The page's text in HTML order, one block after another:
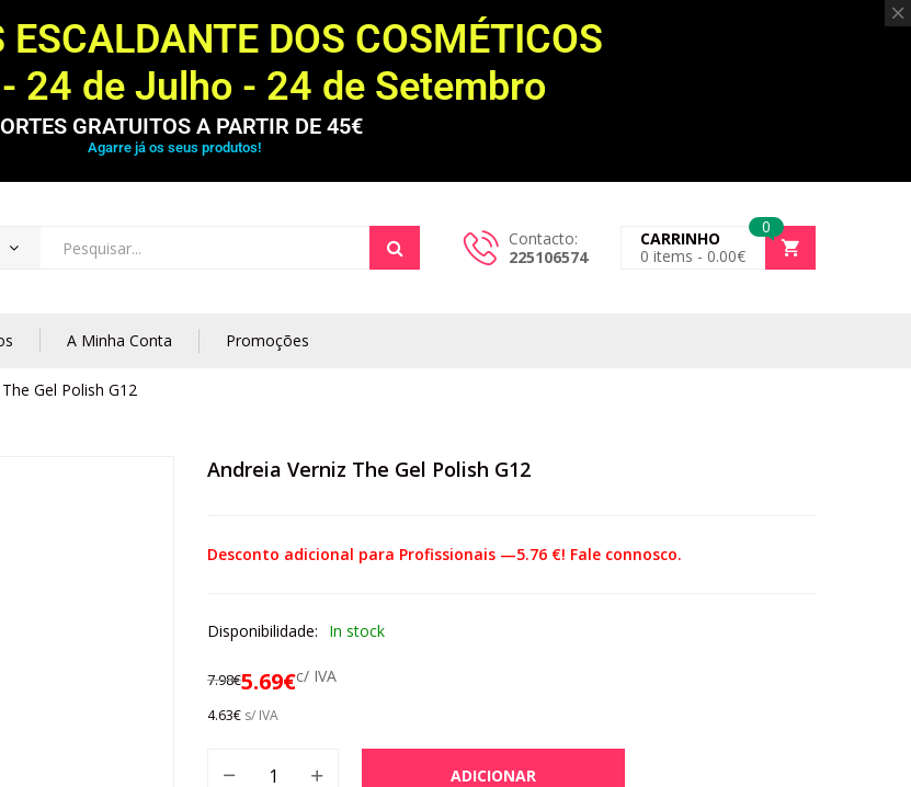
DOS COSMÉTICOS
24 de Julho - 24 de Setembro
GRATUITOS A PARTIR DE 45€
Agarre já os seus produtos!
Contacto:
225106574
0
CARRINHO
0 items - 0.00€
A Minha Conta Promoções
Gel Polish G12
Andreia Verniz The Gel Polish G12
Desconto adicional para Profissionais —5.76 €! Fale connosco.
Disponibilidade: In stock
7.98€5.69€c/ IVA
4.63€ s/ IVA
ADICIONAR